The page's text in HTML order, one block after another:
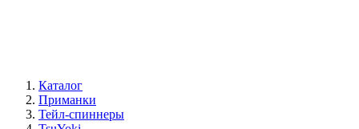
Каталог
Приманки
Тейл-спиннеры